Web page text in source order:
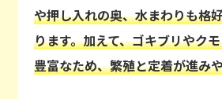
や押し入れの奥、水まわりも格
ります。加えて、ゴキブリやク
豊富なため、繁殖と定着が進み